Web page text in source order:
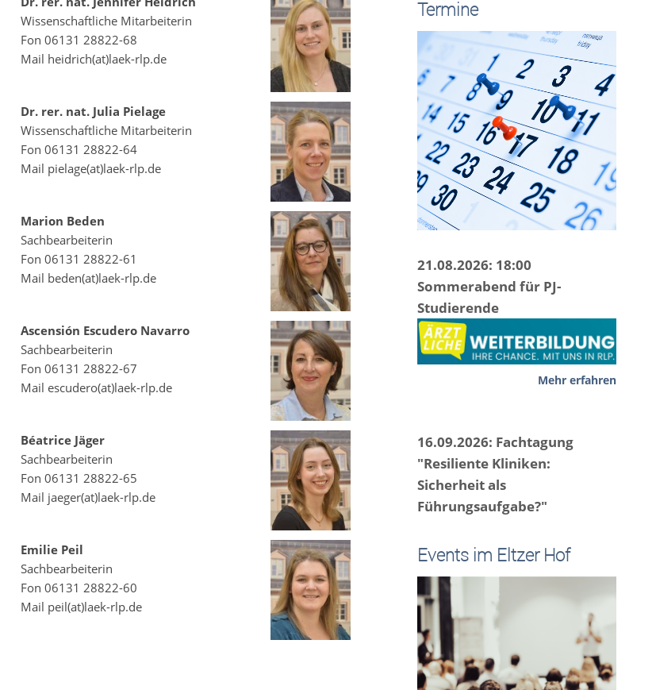
Wissenschaftliche Mitarbeiterin
Fon 06131 28822-68
Mail heidrich(at)laek-rlp.de
Dr. rer. nat. Julia Pielage
Wissenschaftliche Mitarbeiterin
Fon 06131 28822-64
Mail pielage(at)laek-rlp.de
Marion Beden
Sachbearbeiterin
Fon 06131 28822-61
Mail beden(at)laek-rlp.de
Ascensión Escudero Navarro
Sachbearbeiterin
Fon 06131 28822-67
Mail escudero(at)laek-rlp.de
Béatrice Jäger
Sachbearbeiterin
Fon 06131 28822-65
Mail jaeger(at)laek-rlp.de
Emilie Peil
Sachbearbeiterin
Fon 06131 28822-60
Mail peil(at)laek-rlp.de
Termine
21.08.2026: 18:00
Sommerabend für PJ-
Studierende
Mehr erfahren
16.09.2026: Fachtagung
"Resiliente Kliniken:
Sicherheit als
Führungsaufgabe?"
Events im Eltzer Hof